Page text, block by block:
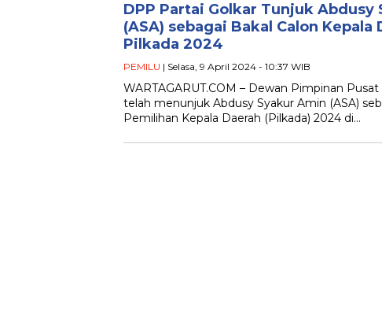
DPP Partai Golkar Tunjuk Abdusy
(ASA) sebagai Bakal Calon Kepala
Pilkada 2024
PEMILU | Selasa, 9 April 2024 - 10:37 WIB
WARTAGARUT.COM – Dewan Pimpinan
telah menunjuk Abdusy Syakur Amin (ASA)
Pemilihan Kepala Daerah (Pilkada) 2024 di…